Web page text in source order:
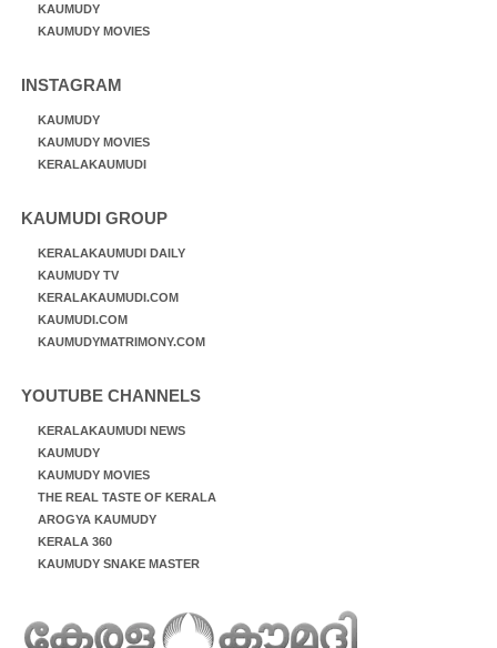
KAUMUDY
KAUMUDY MOVIES
INSTAGRAM
KAUMUDY
KAUMUDY MOVIES
KERALAKAUMUDI
KAUMUDI GROUP
KERALAKAUMUDI DAILY
KAUMUDY TV
KERALAKAUMUDI.COM
KAUMUDI.COM
KAUMUDYMATRIMONY.COM
YOUTUBE CHANNELS
KERALAKAUMUDI NEWS
KAUMUDY
KAUMUDY MOVIES
THE REAL TASTE OF KERALA
AROGYA KAUMUDY
KERALA 360
KAUMUDY SNAKE MASTER